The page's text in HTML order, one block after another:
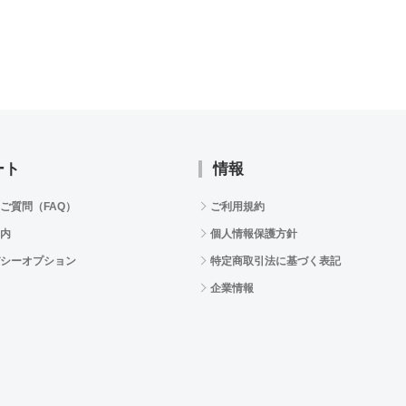
質問（FAQ）
ーオプション
情報
ご利用規約
個人情報保護方針
特定商取引法に基づく表記
企業情報